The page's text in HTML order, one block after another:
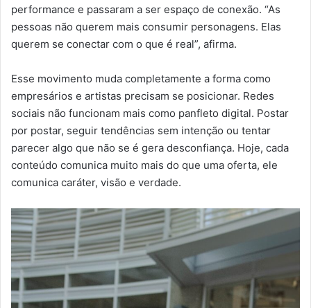
performance e passaram a ser espaço de conexão. “As
pessoas não querem mais consumir personagens. Elas
querem se conectar com o que é real”, afirma.
Esse movimento muda completamente a forma como
empresários e artistas precisam se posicionar. Redes
sociais não funcionam mais como panfleto digital. Postar
por postar, seguir tendências sem intenção ou tentar
parecer algo que não se é gera desconfiança. Hoje, cada
conteúdo comunica muito mais do que uma oferta, ele
comunica caráter, visão e verdade.